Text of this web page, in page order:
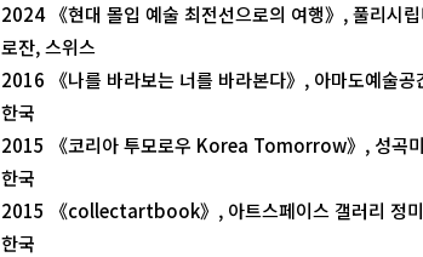
2024 《현대 몰입 예술 최전선으로의 여행》, 풀리시
로잔, 스위스
2016 《나를 바라보는 너를 바라본다》, 아마도예술공
한국
2015 《코리아 투모로우 Korea Tomorrow》, 성곡
한국
2015 《collectartbook》, 아트스페이스 갤러리 정
한국